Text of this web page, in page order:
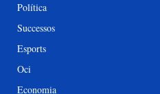
Política
Successos
Esports
Oci
Economia